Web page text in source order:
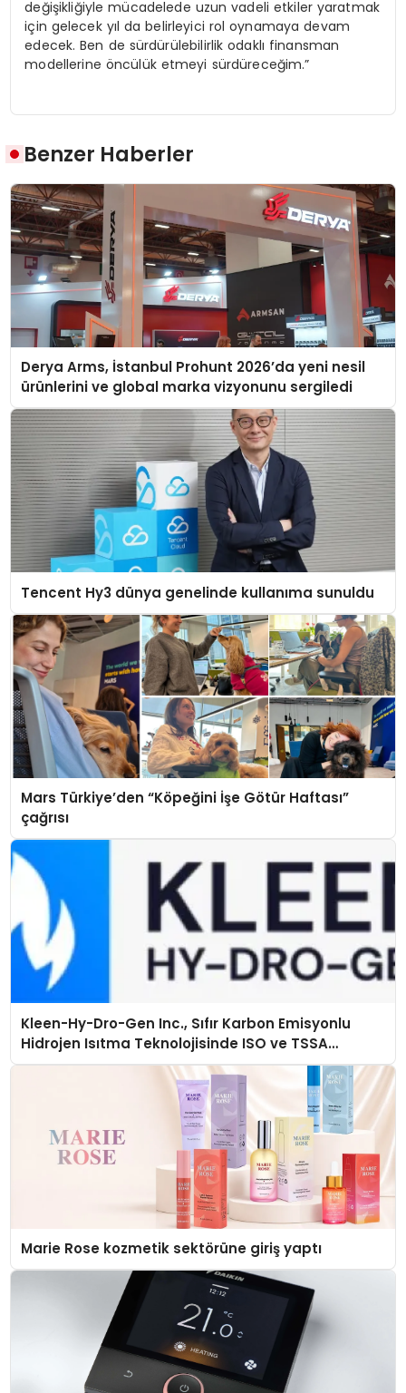
değişikliğiyle mücadelede uzun vadeli etkiler yaratmak
için gelecek yıl da belirleyici rol oynamaya devam
edecek. Ben de sürdürülebilirlik odaklı finansman
modellerine öncülük etmeyi sürdüreceğim.”
Benzer Haberler
Derya Arms, İstanbul Prohunt 2026’da yeni nesil
ürünlerini ve global marka vizyonunu sergiledi
Tencent Hy3 dünya genelinde kullanıma sunuldu
Mars Türkiye’den “Köpeğini İşe Götür Haftası”
çağrısı
Kleen-Hy-Dro-Gen Inc., Sıfır Karbon Emisyonlu
Hidrojen Isıtma Teknolojisinde ISO ve TSSA
Düzenleyici Onaylarını Aldı
Marie Rose kozmetik sektörüne giriş yaptı